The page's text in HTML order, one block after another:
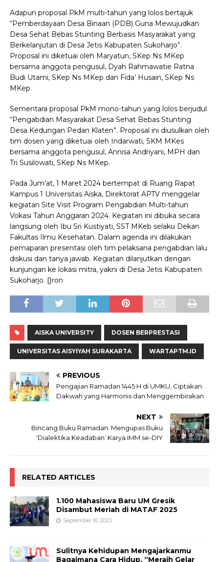
Adapun proposal PkM multi-tahun yang lolos bertajuk
“Pemberdayaan Desa Binaan (PDB) Guna Mewujudkan
Desa Sehat Bebas Stunting Berbasis Masyarakat yang
Berkelanjutan di Desa Jetis Kabupaten Sukoharjo”.
Proposal ini diketuai oleh Maryatun, SKep Ns MKep
bersama anggota pengusul, Dyah Rahmawatie Ratna
Budi Utami, SKep Ns MKep dan Fida’ Husain, SKep Ns
MKep.
Sementara proposal PkM mono-tahun yang lolos berjudul
“Pengabdian Masyarakat Desa Sehat Bebas Stunting
Desa Kedungan Pedan Klaten”. Proposal ini diusulkan oleh
tim dosen yang diketuai oleh Indarwati, SKM MKes
bersama anggota pengusul, Annisa Andriyani, MPH dan
Tri Susilowati, SKep Ns MKep.
Pada Jum’at, 1 Maret 2024 bertempat di Ruang Rapat
Kampus 1 Universitas Aiska, Direktorat APTV menggelar
kegiatan Site Visit Program Pengabdian Multi-tahun
Vokasi Tahun Anggaran 2024. Kegiatan ini dibuka secara
langsung oleh Ibu Sri Kustiyati, SST MKeb selaku Dekan
Fakultas Ilmu Kesehatan. Dalam agenda ini dilakukan
pemaparan presentasi oleh tim pelaksana pengabdian lalu
diskusi dan tanya jawab. Kegiatan dilanjutkan dengan
kunjungan ke lokasi mitra, yakni di Desa Jetis Kabupaten
Sukoharjo. []ron
AISKA UNIVERSITY DOSEN BERPRESTASI
UNIVERSITAS AISYIYAH SURAKARTA WARTAPTM.ID
PREVIOUS
Pengajian Ramadan 1445 H di UMKU, Ciptakan
Dakwah yang Harmonis dan Menggembirakan
NEXT
Bincang Buku Ramadan: Mengupas Buku
‘Dialektika Keadaban’ Karya IMM se-DIY
RELATED ARTICLES
1.100 Mahasiswa Baru UM Gresik
Disambut Meriah di MATAF 2025
September 10, 2025
Sulitnya Kehidupan Mengajarkanmu
Bagaimana Cara Hidup, “Meraih Gelar